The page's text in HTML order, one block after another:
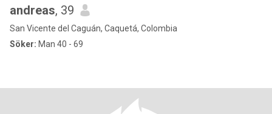
andreas, 39
San Vicente del Caguán, Caquetá, Colombia
Söker: Man 40 - 69